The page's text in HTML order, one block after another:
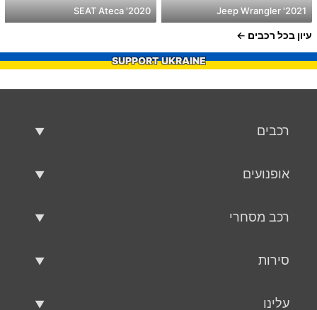
2021' Jeep Wrangler
2020' SEAT Ateca
עיון בכל רכבים
SUPPORT UKRAINE
רכבים
אופנועים
רכב מסחרי
סירות
עלינו